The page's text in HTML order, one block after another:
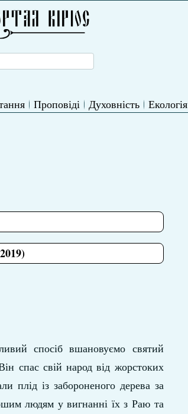
Проповіді Духовність Екологія
спосіб вшановуємо святий
спас свій народ від жорстоких
плід із забороненого дерева за
людям у вигнанні їх з Раю та